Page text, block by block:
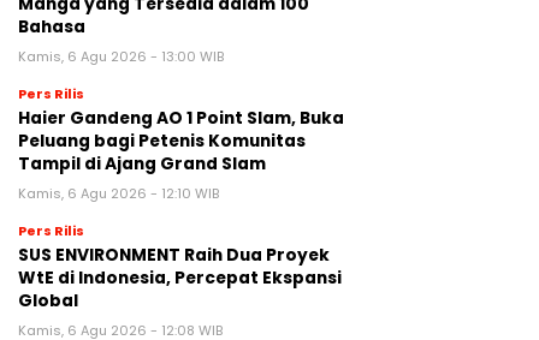
Bahasa
Kamis, 6 Agu 2026 - 13:00 WIB
Pers Rilis
Haier Gandeng AO 1 Point Slam, Buka
Peluang bagi Petenis Komunitas
Tampil di Ajang Grand Slam
Kamis, 6 Agu 2026 - 12:10 WIB
Pers Rilis
SUS ENVIRONMENT Raih Dua Proyek
WtE di Indonesia, Percepat Ekspansi
Global
Kamis, 6 Agu 2026 - 12:08 WIB